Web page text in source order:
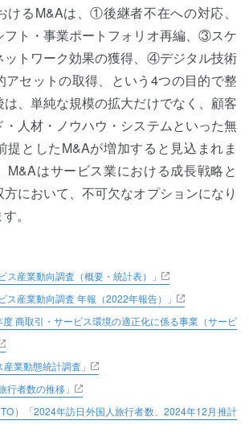
けるM&Aは、①後継者不在への対応、
ト・事業ポートフォリオ再編、③スケ
ットワーク効果の獲得、④デジタル技術
アセットの取得、という4つの目的で整
、単純な規模の拡大だけでなく、顧客
人材・ノウハウ・システムといった無
提としたM&Aが増加すると見込まれま
M&Aはサービス業における成長戦略と
において、不可欠なオプションになり
。
ス産業動向調査（概要・統計表）」
ス産業動向調査 年報（2022年報告）」
商取引・サービス環境の適正化に係る事業（サービ
業動態統計調査」
行者数の推移」
）「2024年訪日外国人旅行者数、2024年12月推計